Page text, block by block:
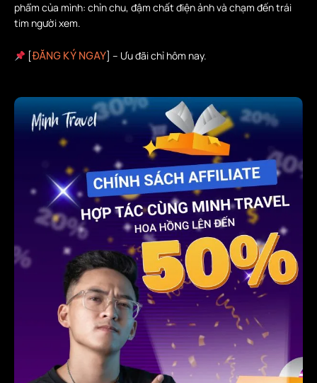
phẩm của mình: chỉn chu, đậm chất điện ảnh và chạm đến trái
tim người xem.
[ĐĂNG KÝ NGAY] – Ưu đãi chỉ hôm nay.